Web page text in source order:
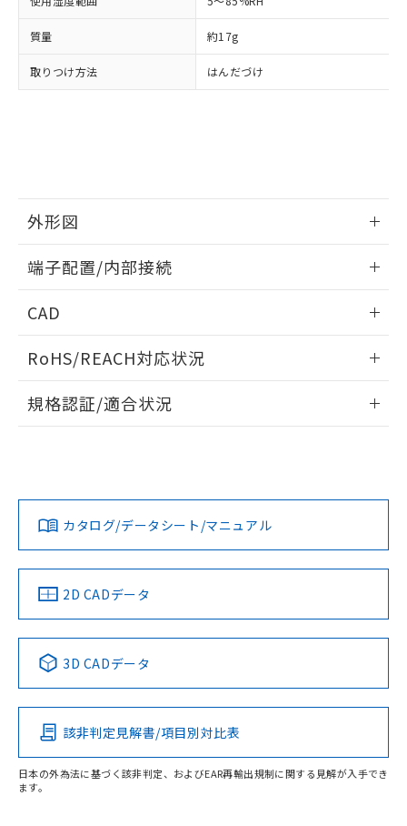
質量 約17g
取りつけ方法 はんだづけ
外形図
外形図
取りつけ穴加工図
端子配置/内部接続
端子配置/内部接続
CAD
ドすることができます。
ログイン/会員登録
ダウンロードデータをご利用いただく前に、以下を必ずお読
みください。
ソフトウェアの使用条件
RoHS/REACH対応状況
G2R-24 AC24のRoHS対応状況については、営業部門もしく
この製品のRoHS/REACH対応状況ページへ
規格認証/適合状況
カタログ/データシート/マニュアル
2D CADデータ
3D CADデータ
該非判定見解書/項目別対比表
日本の外為法に基づく該非判定、およびEAR再輸出規制に関する見解が入手でき
ます。
品・サービスに関するお客様との取
引・商談に必要な範囲で利用すること
をご了承ください。
※当社の共同利用者とは、
の共同利用に関して"
の「1.共同利
下記の非含有証明書をダウンロードするこ
EU RoHS指令（10物質）の非含有証明書
51物質の非含有証明書（当社基準）
荷製品に未対応品が混在することから備考
欄に対応日を記載しておりました。
既に当社にて対応品への在庫切替を完了
していることから、特段のことがない限
り、2022年1月12日より割愛しておりま